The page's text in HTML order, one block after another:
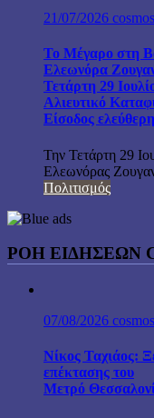
21/07/2026 cosmos
Το Μέγαρο στη
Ελεωνόρα
Τετάρτη 29
Αλιευτικό
Είσοδος ελεύθερη
Την Τετάρτη 29
Ελεωνόρας
Πολιτισμός
ΡΟΗ ΕΙΔΗΣΕΩΝ
07/08/2026 cosmos
Νίκος Ταχιάος:
επέκτασης του
Μετρό